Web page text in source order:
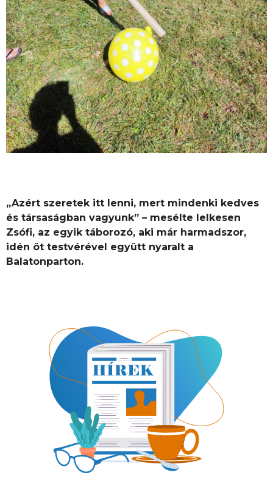
„Azért szeretek itt lenni, mert mindenki kedves
és társaságban vagyunk” – mesélte lelkesen
Zsófi, az egyik táborozó, aki már harmadszor,
idén öt testvérével együtt nyaralt a
Balatonparton.